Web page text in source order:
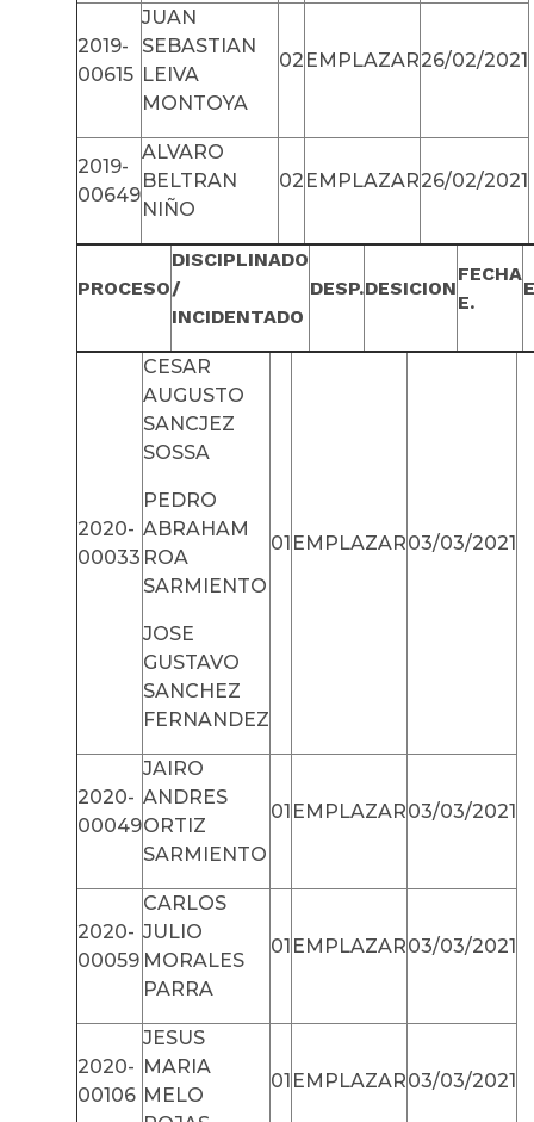
2019-
00615
JUAN
SEBASTIAN
LEIVA
MONTOYA
02 EMPLAZAR26/02/2021
2019-
00649
ALVARO
BELTRAN
NIÑO
02 EMPLAZAR26/02/2021
PROCESO
DISCIPLINADO
/
INCIDENTADO
DESP.DESICION
FECHA
E.
2020-
00033
CESAR
AUGUSTO
SANCJEZ
SOSSA
PEDRO
ABRAHAM
ROA
SARMIENTO
JOSE
GUSTAVO
SANCHEZ
FERNANDEZ
01 EMPLAZAR03/03/2021
2020-
00049
JAIRO
ANDRES
ORTIZ
SARMIENTO
01 EMPLAZAR03/03/2021
2020-
00059
CARLOS
JULIO
MORALES
PARRA
01 EMPLAZAR03/03/2021
2020-
00106
JESUS
MARIA
MELO
01 EMPLAZAR03/03/2021